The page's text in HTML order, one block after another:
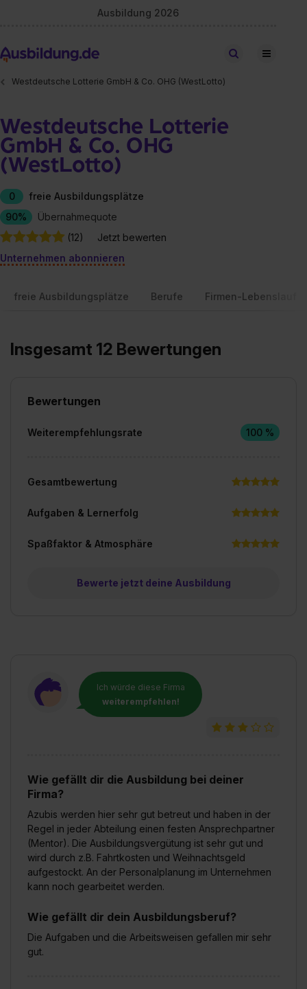
Ausbildung 2026
Stellen finden
Westdeutsche Lotterie GmbH & Co. OHG (WestLotto)
Westdeutsche Lotterie
GmbH & Co. OHG
(WestLotto)
0
freie Ausbildungsplätze
90%
Übernahmequote
(12)
Jetzt bewerten
Unternehmen abonnieren
freie Ausbildungsplätze Berufe Firmen-Lebenslauf
Insgesamt 12 Bewertungen
Ich würde diese Firma
weiterempfehlen!
Wie gefällt dir die Ausbildung bei deiner
Firma?
Azubis werden hier sehr gut betreut und haben in der
Regel in jeder Abteilung einen festen Ansprechpartner
(Mentor). Die Ausbildungsvergütung ist sehr gut und
wird durch z.B. Fahrtkosten und Weihnachtsgeld
aufgestockt. An der Personalplanung im Unternehmen
kann noch gearbeitet werden.
Wie gefällt dir dein Ausbildungsberuf?
Die Aufgaben und die Arbeitsweisen gefallen mir sehr
gut.
Bewertungen
Weiterempfehlungsrate 100 %
Gesamtbewertung
Aufgaben & Lernerfolg
Spaßfaktor & Atmosphäre
Bewerte jetzt deine Ausbildung